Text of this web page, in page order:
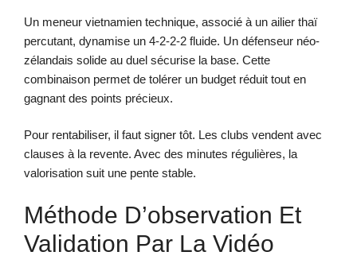
Un meneur vietnamien technique, associé à un ailier thaï
percutant, dynamise un 4-2-2-2 fluide. Un défenseur néo-
zélandais solide au duel sécurise la base. Cette
combinaison permet de tolérer un budget réduit tout en
gagnant des points précieux.
Pour rentabiliser, il faut signer tôt. Les clubs vendent avec
clauses à la revente. Avec des minutes régulières, la
valorisation suit une pente stable.
Méthode D’observation Et
Validation Par La Vidéo